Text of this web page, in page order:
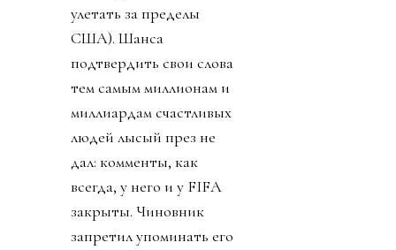
улетать за пределы
США). Шанса
подтвердить свои слова
тем самым миллионам и
миллиардам счастливых
людей лысый през не
дал: комменты, как
всегда, у него и у FIFA
закрыты. Чиновник
запретил упоминать его